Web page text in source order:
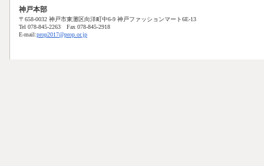
神戸本部
〒658-0032 神戸市東灘区向洋町中6-9 神戸ファッションマート6E-13
Tel 078-845-2263 Fax 078-845-2918
E-mail:prop2017@prop.or.jp